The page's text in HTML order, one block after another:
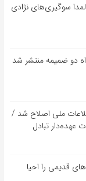
سوگیری‌های نژادی
دو ضمیمه منتشر شد
ملی اصلاح شد /
عهده‌دار تبادل
قدیمی را احیا